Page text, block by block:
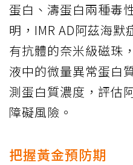
蛋白、濤蛋白兩種毒
明，IMR AD阿茲海
有抗體的奈米級磁珠
液中的微量異常蛋白
測蛋白質濃度，評估
障礙風險。
把握黃金預防期